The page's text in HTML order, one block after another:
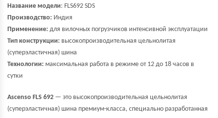
Название модели: FLS692 SDS
Производство: Индия
Применение: для вилочных погрузчиков интенсивной эксплуатации
Тип конструкции: высокопроизводительная цельнолитая
(суперэластичная) шина
Технологии: максимальная работа в режиме от 12 до 18 часов в
сутки
Ascenso FLS 692 — это высокопроизводительная цельнолитая
(суперэластичная) шина премиум-класса, специально разработанная